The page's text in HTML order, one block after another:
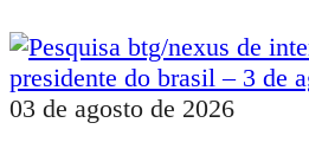
03 de agosto de 2026